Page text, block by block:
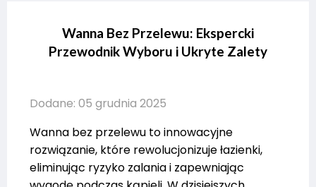
Wanna Bez Przelewu: Ekspercki
Przewodnik Wyboru i Ukryte Zalety
Dodane: 05 grudnia 2025
Wanna bez przelewu to innowacyjne
rozwiązanie, które rewolucjonizuje łazienki,
eliminując ryzyko zalania i zapewniając